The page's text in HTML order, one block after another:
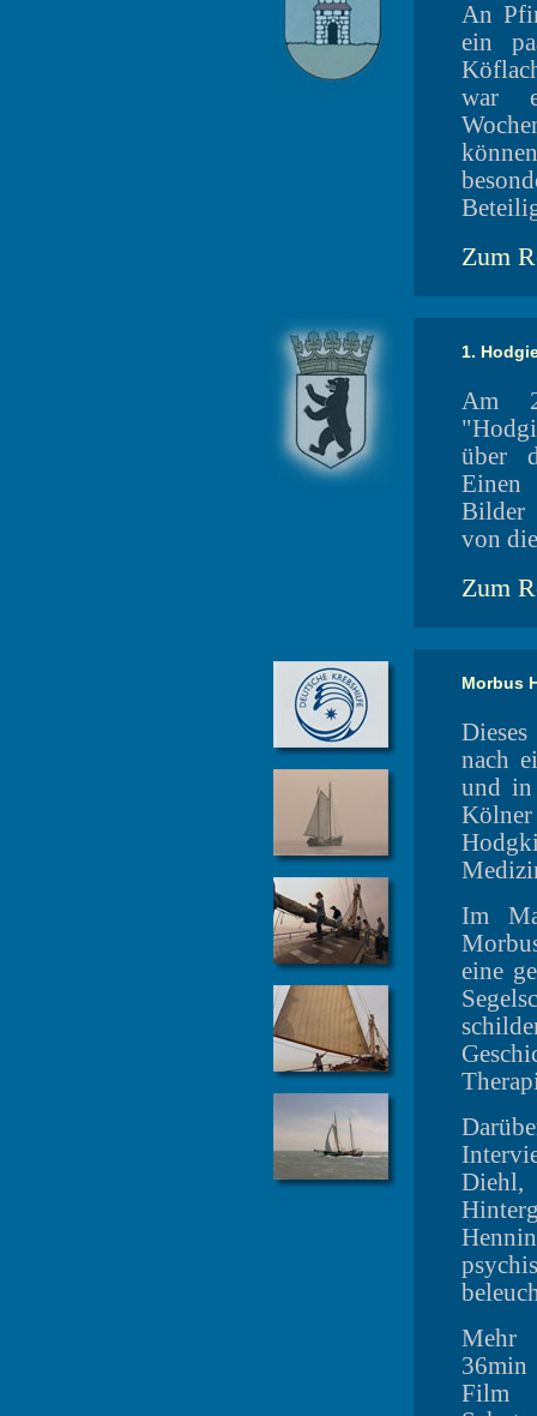
An
ein
war
Zum
1.
Am
über
Einen
Bilder
von
Zum
Morbus
nach
und in
Im
eine
Mehr
Film